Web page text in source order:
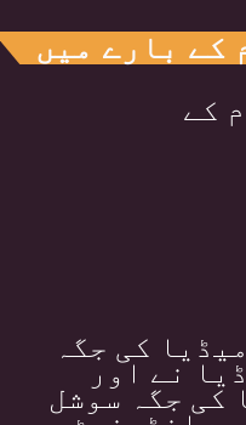
کے بارے میں
کی جگہ
نے اور
کی جگہ سوشل